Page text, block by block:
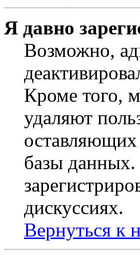
Я давно
Возможно,
Кроме того,
удаляют
базы
дискуссиях.
Вернуться к